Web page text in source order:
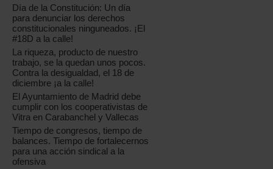
Día de la Constitución: Un día
para denunciar los derechos
constitucionales ninguneados. ¡El
#18D a la calle!
La riqueza, producto de nuestro
trabajo, se la quedan unos pocos.
Contra la desigualdad, el 18 de
diciembre ¡a la calle!
El Ayuntamiento de Madrid debe
cumplir con los cooperativistas de
Vitra en Carabanchel y Vallecas
Tiempo de congresos, tiempo de
balances. Tiempo de fortalecernos
para una acción sindical a la
ofensiva